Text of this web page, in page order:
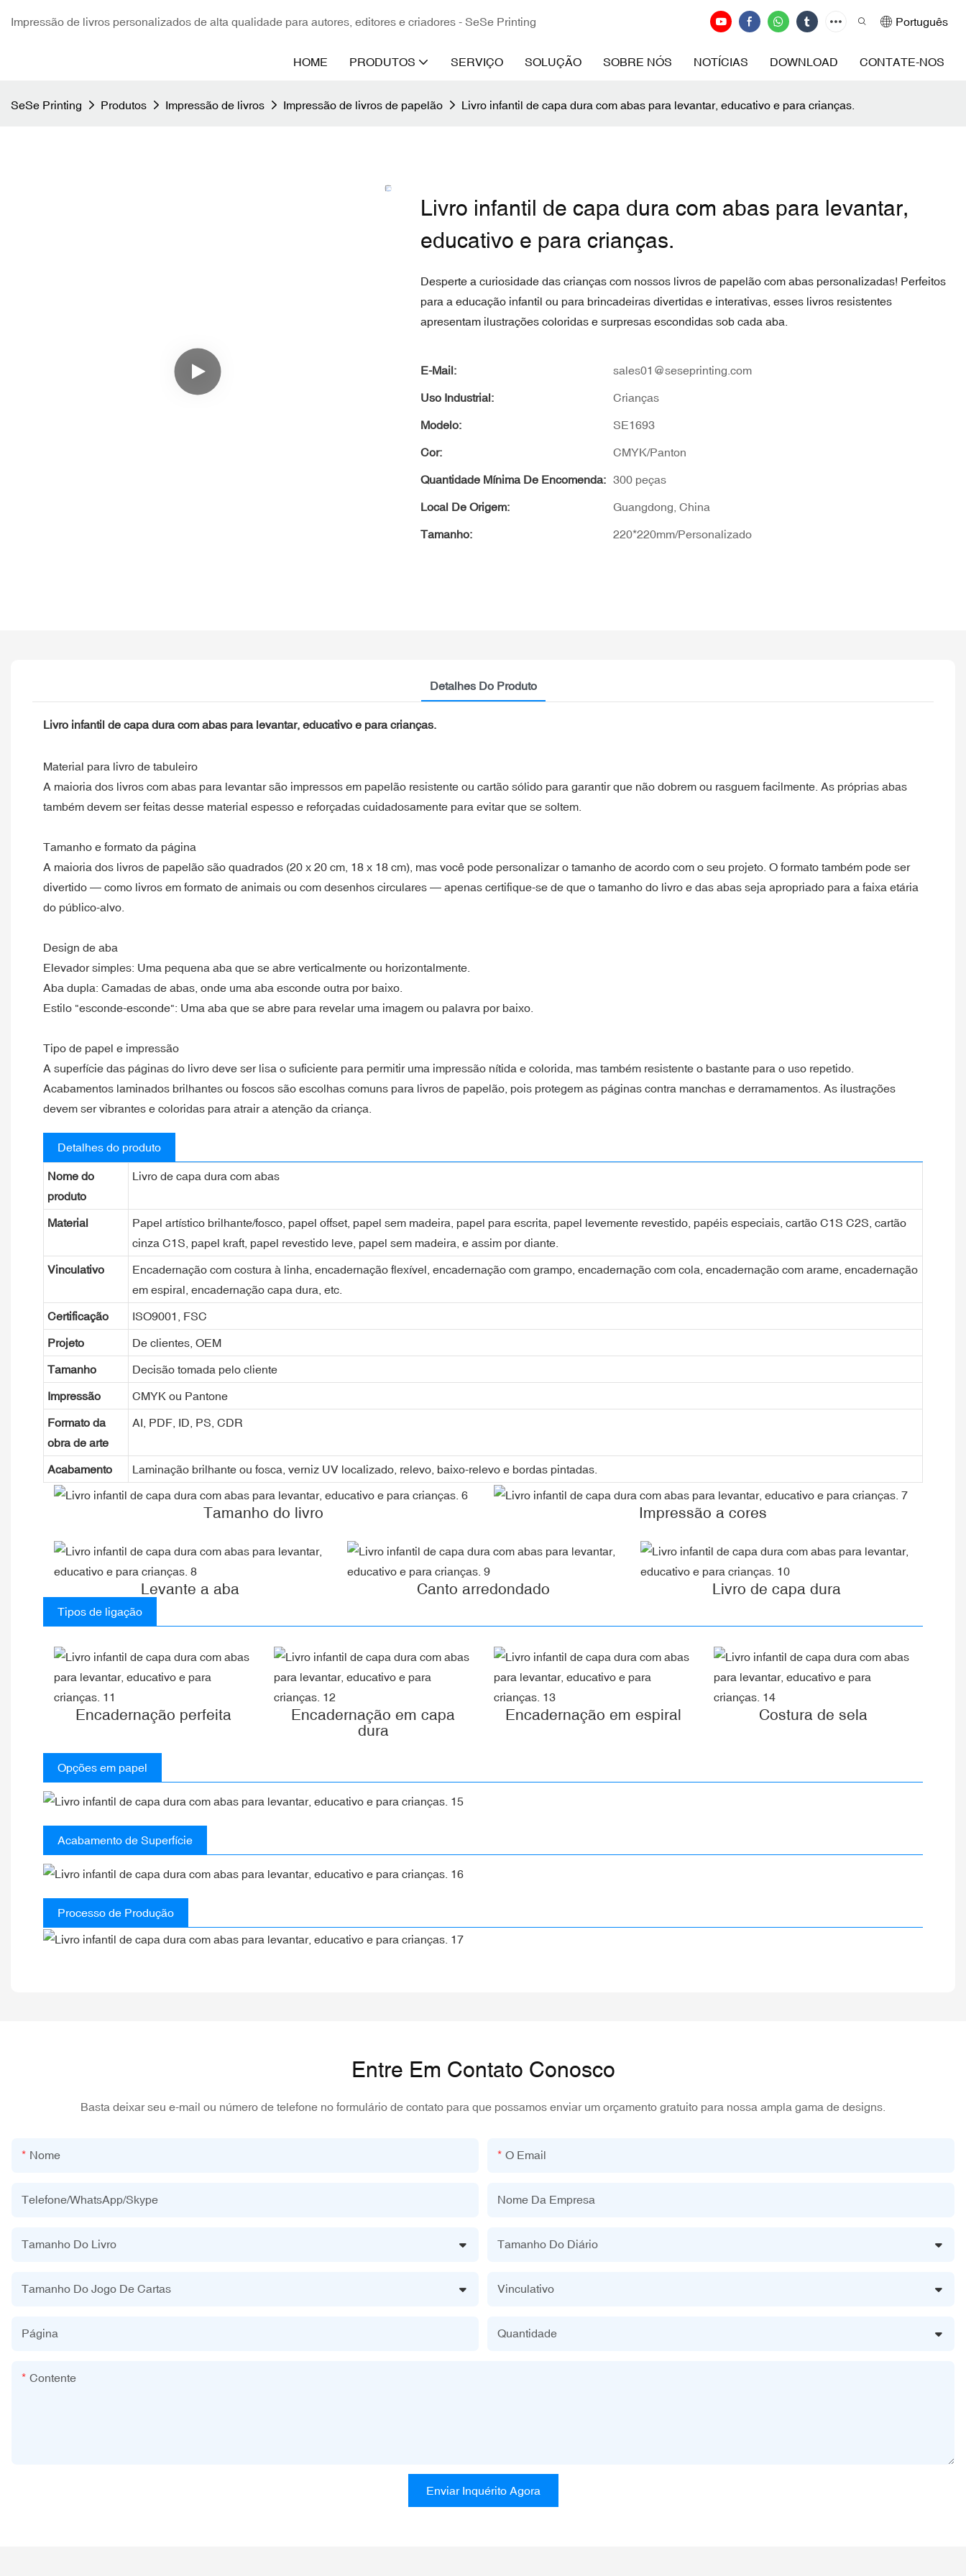
Impressão de livros personalizados de alta qualidade para autores, editores e criadores - SeSe Printing Português
HOME PRODUTOS SERVIÇO SOLUÇÃO SOBRE NÓS NOTÍCIAS DOWNLOAD CONTATE-NOS
SeSe Printing Produtos Impressão de livros Impressão de livros de papelão Livro infantil de capa dura com abas para levantar, educativo e para crianças.
Livro infantil de capa dura com abas para levantar,
educativo e para crianças.
Desperte a curiosidade das crianças com nossos livros de papelão com abas personalizadas! Perfeitos
para a educação infantil ou para brincadeiras divertidas e interativas, esses livros resistentes
apresentam ilustrações coloridas e surpresas escondidas sob cada aba.
E-Mail: sales01@seseprinting.com
Uso Industrial: Crianças
Modelo: SE1693
Cor: CMYK/Panton
Quantidade Mínima De Encomenda: 300 peças
Local De Origem: Guangdong, China
Tamanho: 220*220mm/Personalizado
Detalhes Do Produto
Livro infantil de capa dura com abas para levantar, educativo e para crianças.
Material para livro de tabuleiro
A maioria dos livros com abas para levantar são impressos em papelão resistente ou cartão sólido para garantir que não dobrem ou rasguem facilmente. As próprias abas
também devem ser feitas desse material espesso e reforçadas cuidadosamente para evitar que se soltem.
Tamanho e formato da página
A maioria dos livros de papelão são quadrados (20 x 20 cm, 18 x 18 cm), mas você pode personalizar o tamanho de acordo com o seu projeto. O formato também pode ser
divertido — como livros em formato de animais ou com desenhos circulares — apenas certifique-se de que o tamanho do livro e das abas seja apropriado para a faixa etária
do público-alvo.
Design de aba
Elevador simples: Uma pequena aba que se abre verticalmente ou horizontalmente.
Aba dupla: Camadas de abas, onde uma aba esconde outra por baixo.
Estilo "esconde-esconde": Uma aba que se abre para revelar uma imagem ou palavra por baixo.
Tipo de papel e impressão
A superfície das páginas do livro deve ser lisa o suficiente para permitir uma impressão nítida e colorida, mas também resistente o bastante para o uso repetido.
Acabamentos laminados brilhantes ou foscos são escolhas comuns para livros de papelão, pois protegem as páginas contra manchas e derramamentos. As ilustrações
devem ser vibrantes e coloridas para atrair a atenção da criança.
Detalhes do produto
Nome do
produto
Livro de capa dura com abas
Material
Papel artístico brilhante/fosco, papel offset, papel sem madeira, papel para escrita, papel levemente revestido, papéis especiais, cartão C1S C2S, cartão
cinza C1S, papel kraft, papel revestido leve, papel sem madeira, e assim por diante.
Vinculativo
Encadernação com costura à linha, encadernação flexível, encadernação com grampo, encadernação com cola, encadernação com arame, encadernação
em espiral, encadernação capa dura, etc.
Certificação ISO9001, FSC
Projeto De clientes, OEM
Tamanho Decisão tomada pelo cliente
Impressão CMYK ou Pantone
Formato da
obra de arte
AI, PDF, ID, PS, CDR
Acabamento Laminação brilhante ou fosca, verniz UV localizado, relevo, baixo-relevo e bordas pintadas.
Tamanho do livro Impressão a cores
Levante a aba Canto arredondado Livro de capa dura
Tipos de ligação
Encadernação perfeita
Encadernação em capa
dura
Encadernação em espiral Costura de sela
Opções em papel
Acabamento de Superfície
Processo de Produção
Entre Em Contato Conosco
Basta deixar seu e-mail ou número de telefone no formulário de contato para que possamos enviar um orçamento gratuito para nossa ampla gama de designs.
Nome O Email
Telefone/WhatsApp/Skype Nome Da Empresa
Tamanho Do Livro Tamanho Do Diário
Tamanho Do Jogo De Cartas Vinculativo
Página Quantidade
Contente
Enviar Inquérito Agora